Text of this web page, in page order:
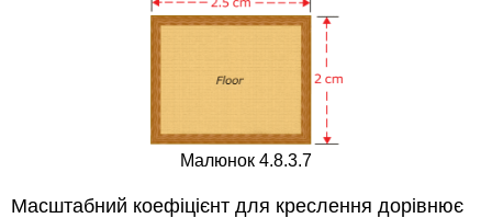
Малюнок 4.8.3.7
Масштабний коефіцієнт для креслення дорівнює